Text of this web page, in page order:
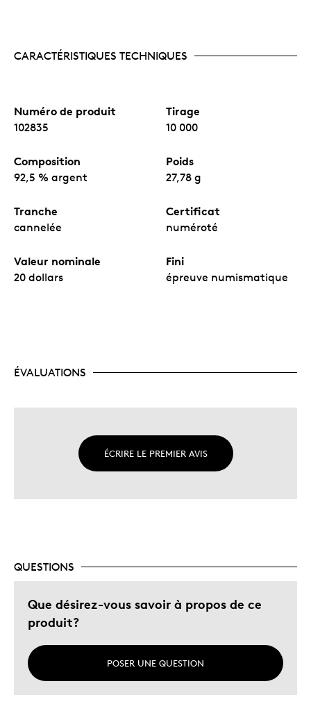
CARACTÉRISTIQUES TECHNIQUES
Numéro de produit
102835
Tirage
10 000
Composition
92,5 % argent
Poids
27,78 g
Tranche
cannelée
Certificat
numéroté
Valeur nominale
20 dollars
Fini
épreuve numismatique
ÉVALUATIONS
ÉCRIRE LE PREMIER AVIS
QUESTIONS
Que désirez-vous savoir à propos de ce
produit?
POSER UNE QUESTION